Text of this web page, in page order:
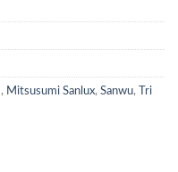
, Mitsusumi Sanlux, Sanwu,
Tri